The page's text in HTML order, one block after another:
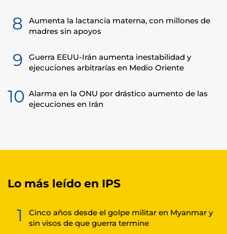
8
Aumenta la lactancia materna, con millones de
madres sin apoyos
9
Guerra EEUU-Irán aumenta inestabilidad y
ejecuciones arbitrarías en Medio Oriente
10 Alarma en la ONU por drástico aumento de las
ejecuciones en Irán
Lo más leído en IPS
1
Cinco años desde el golpe militar en Myanmar y
sin visos de que guerra termine